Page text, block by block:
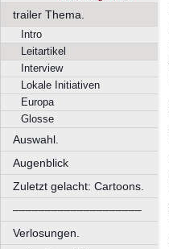
trailer Thema.
Intro
Leitartikel
Interview
Lokale Initiativen
Europa
Glosse
Auswahl.
Augenblick
Zuletzt gelacht: Cartoons.
––––––––––––––––––––
Verlosungen.